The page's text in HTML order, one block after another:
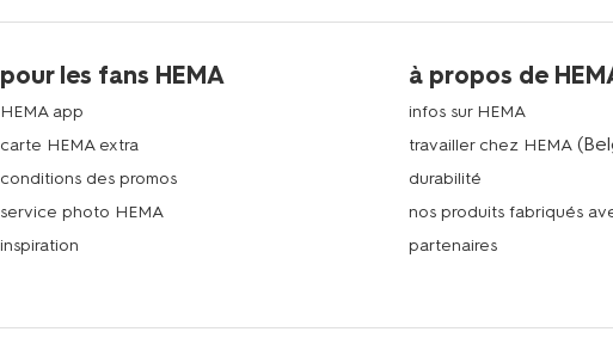
pour les fans HEMA
HEMA app
carte HEMA extra
conditions des promos
service photo HEMA
inspiration
à propos de
infos sur HEMA
travailler chez HEMA
durabilité
nos produits fabriqués
partenaires